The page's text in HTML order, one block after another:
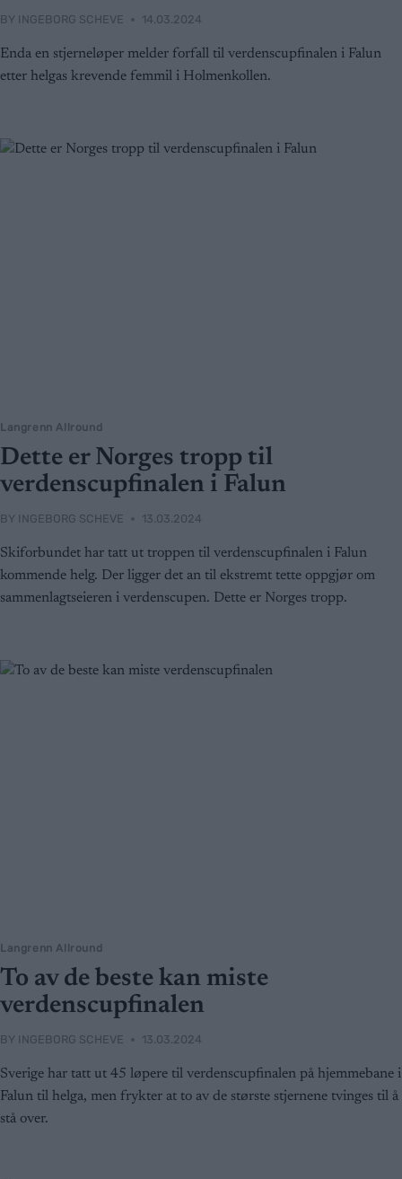
BY INGEBORG SCHEVE 14.03.2024
Enda en stjerneløper melder forfall til verdenscupfinalen i Falun
etter helgas krevende femmil i Holmenkollen.
Langrenn Allround
Dette er Norges tropp til
verdenscupfinalen i Falun
BY INGEBORG SCHEVE 13.03.2024
Skiforbundet har tatt ut troppen til verdenscupfinalen i Falun
kommende helg. Der ligger det an til ekstremt tette oppgjør om
sammenlagtseieren i verdenscupen. Dette er Norges tropp.
Langrenn Allround
To av de beste kan miste
verdenscupfinalen
BY INGEBORG SCHEVE 13.03.2024
Sverige har tatt ut 45 løpere til verdenscupfinalen på hjemmebane i
Falun til helga, men frykter at to av de største stjernene tvinges til å
stå over.